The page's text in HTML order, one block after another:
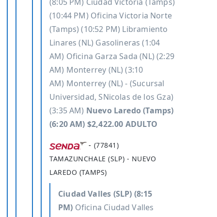
(10:44 PM) Oficina Victoria Norte
(Tamps) (10:52 PM) Libramiento
Linares (NL) Gasolineras (1:04
AM) Oficina Garza Sada (NL) (2:29
AM) Monterrey (NL) (3:10
AM) Monterrey (NL) - (Sucursal
Universidad, SNicolas de los Gza)
(3:35 AM) Nuevo Laredo (Tamps)
(6:20 AM) $2,422.00 ADULTO
- (77841)
TAMAZUNCHALE (SLP) - NUEVO
LAREDO (TAMPS)
Ciudad Valles (SLP) (8:15
PM) Oficina Ciudad Valles